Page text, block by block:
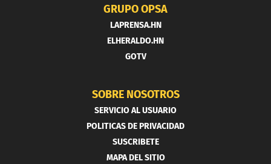
GRUPO OPSA
LAPRENSA.HN
ELHERALDO.HN
GOTV
SOBRE NOSOTROS
SERVICIO AL USUARIO
POLITICAS DE PRIVACIDAD
SUSCRIBETE
MAPA DEL SITIO